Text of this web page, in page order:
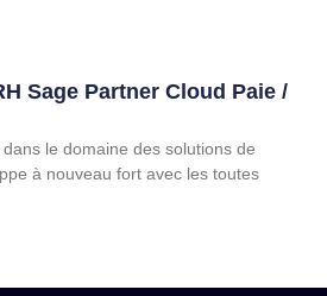
Sage Partner Cloud Paie /
le domaine des solutions de
à nouveau fort avec les toutes